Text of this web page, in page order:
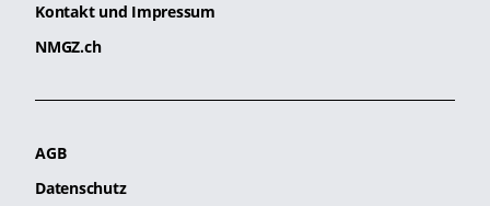
Kontakt und Impressum
NMGZ.ch
AGB
Datenschutz